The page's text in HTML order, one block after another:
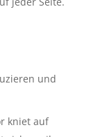
und
kniet auf